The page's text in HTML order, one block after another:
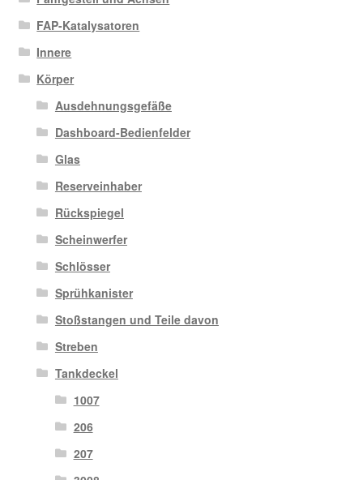
FAP-Katalysatoren
Innere
Körper
Ausdehnungsgefäße
Dashboard-Bedienfelder
Glas
Reserveinhaber
Rückspiegel
Scheinwerfer
Schlösser
Sprühkanister
Stoßstangen und Teile davon
Streben
Tankdeckel
1007
206
207